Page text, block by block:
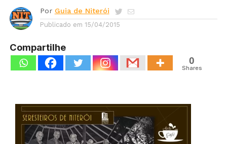
Por Guia de Niterói
Publicado em 15/04/2015
Compartilhe
0
Shares